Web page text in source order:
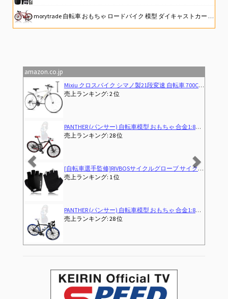
morytrade 自転車 おもちゃ ロードバイク 模型 ダイキャストカー ロードレーサー 6+ (レッド)
amazon.co.jp
空気入れ付き、前後泥除け、ワイヤーロック、ライト、反射板、コップホルダー (ホワイト)
テンバイク 卓上置物 大きいサイズ (MTB)
切り gel入り 耐磨耗性 伸縮性 通気性 男女兼用 夏用 CHG001
ンバイク 卓上置物 大きいサイズ (Road bike)
Why Do We Bike?
売上ランキング: 1,814 位
ロードバイクの修理と整備 (ヤエスメディアムッ
売上ランキング: 146 位
東京自転車節
売上ランキング: 702 位
自転車先進国でロードバイク始めてみた４
売上ランキング: 2,755 位
Previous Next